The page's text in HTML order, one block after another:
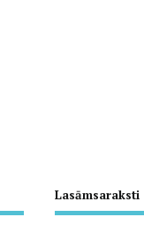
Lasāmsaraksti